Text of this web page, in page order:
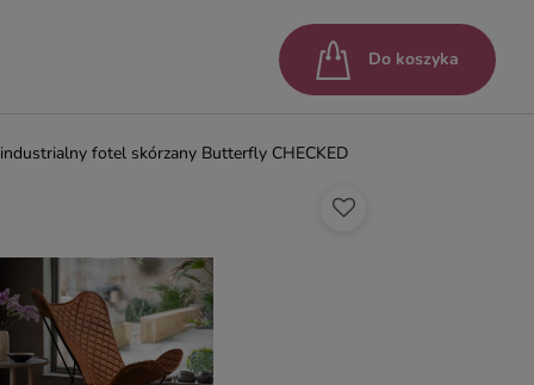
Do koszyka
industrialny fotel skórzany Butterfly CHECKED